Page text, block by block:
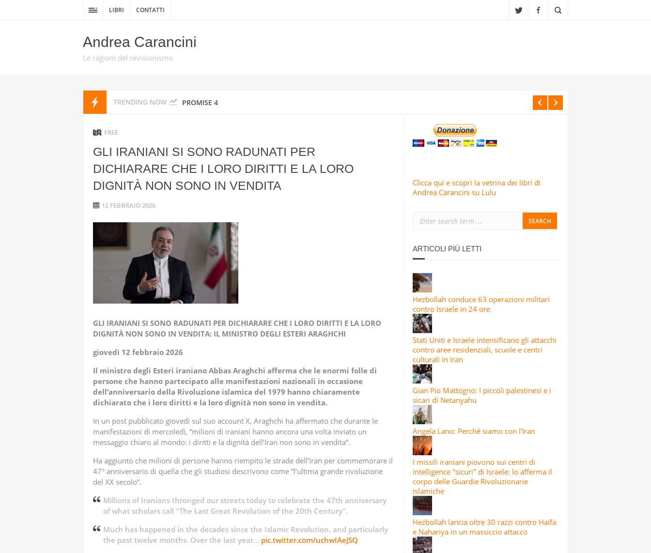
LIBRI CONTATTI
Andrea Carancini
Le ragioni del revisionismo
TRENDING NOW HEZBOLLAH CONDUCE 63 OPERAZIONI MILITARI CONTRO ISRAELE IN 24 ORE
HEZBOLLAH LANCIA OLTRE 30 RAZZI CONTRO HAIFA E NAHARIYA IN UN MASSICCIO ATTACCO
STATI UNITI E ISRAELE INTENSIFICANO GLI ATTACCHI CONTRO AREE RESIDENZIALI, SCUOLE E CENTRI CULTURALI IN
IRAN
I MISSILI IRANIANI PIOVONO SUI CENTRI DI INTELLIGENCE “SICURI” DI ISRAELE: LO AFFERMA IL CORPO DELLE
GUARDIE RIVOLUZIONARIE ISLAMICHE
ANGELA LANO: PERCHÉ SIAMO CON L’IRAN
GIAN PIO MATTOGNO: I PICCOLI PALESTINESI E I SICARI DI NETANYAHU
TRUMP HA FATTO MARCIA INDIETRO DOPO CHE L’IRAN HA MINACCIATO RITORSIONI
DA TEL AVIV A DIMONA: MAPPATURA DEGLI OBBIETTIVI MILITARI E STRATEGICI ISRAELIANI DELL’OPERAZIONE TRUE
FREE
GLI IRANIANI SI SONO RADUNATI PER
DICHIARARE CHE I LORO DIRITTI E LA LORO
DIGNITÀ NON SONO IN VENDITA
12 FEBBRAIO 2026
GLI IRANIANI SI SONO RADUNATI PER DICHIARARE CHE I LORO DIRITTI E LA LORO
DIGNITÀ NON SONO IN VENDITA: IL MINISTRO DEGLI ESTERI ARAGHCHI
giovedì 12 febbraio 2026
Il ministro degli Esteri iraniano Abbas Araghchi afferma che le enormi folle di
persone che hanno partecipato alle manifestazioni nazionali in occasione
dell’anniversario della Rivoluzione islamica del 1979 hanno chiaramente
dichiarato che i loro diritti e la loro dignità non sono in vendita.
In un post pubblicato giovedì sul suo account X, Araghchi ha affermato che durante le
manifestazioni di mercoledì, “milioni di iraniani hanno ancora una volta inviato un
messaggio chiaro al mondo: i diritti e la dignità dell’Iran non sono in vendita”.
Ha aggiunto che milioni di persone hanno riempito le strade dell’Iran per commemorare il
47° anniversario di quella che gli studiosi descrivono come “l’ultima grande rivoluzione
del XX secolo”.
Millions of Iranians thronged our streets today to celebrate the 47th anniversary
of what scholars call "The Last Great Revolution of the 20th Century".
Much has happened in the decades since the Islamic Revolution, and particularly
the past twelve months. Over the last year… pic.twitter.com/uchwIAeJSQ
Clicca qui e scopri la vetrina dei libri di
Andrea Carancini su Lulu
ARTICOLI PIÙ LETTI
Hezbollah conduce 63 operazioni militari
contro Israele in 24 ore
Stati Uniti e Israele intensificano gli attacchi
contro aree residenziali, scuole e centri
culturali in Iran
Gian Pio Mattogno: I piccoli palestinesi e i
sicari di Netanyahu
Angela Lano: Perché siamo con l'Iran
I missili iraniani piovono sui centri di
intelligence "sicuri" di Israele: lo afferma il
corpo delle Guardie Rivoluzionarie
islamiche
Hezbollah lancia oltre 30 razzi contro Haifa
e Nahariya in un massiccio attacco